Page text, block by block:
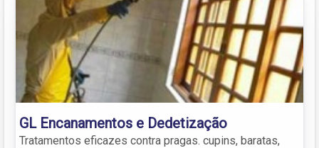
GL Encanamentos e Dedetização
Tratamentos eficazes contra pragas. cupins, baratas,